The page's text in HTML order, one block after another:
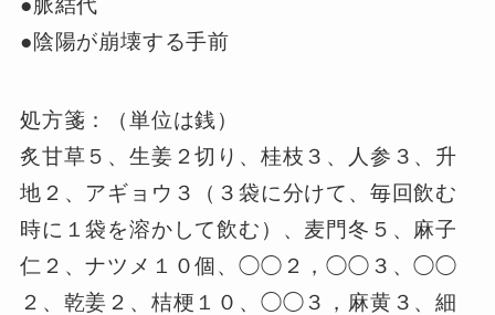
●脈結代
●陰陽が崩壊する手前
処方箋：（単位は銭）
炙甘草５、生姜２切り、桂枝３、人参３、升
地２、アギョウ３（３袋に分けて、毎回飲む
時に１袋を溶かして飲む）、麦門冬５、麻子
仁２、ナツメ１０個、◯◯２，◯◯３、◯◯
２、乾姜２、桔梗１０、◯◯３，麻黄３、細